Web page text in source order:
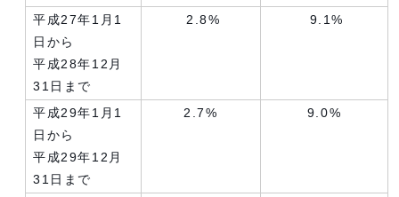
平成27年1月1
日から
平成28年12月
31日まで
2.8% 9.1%
平成29年1月1
日から
平成29年12月
31日まで
2.7% 9.0%